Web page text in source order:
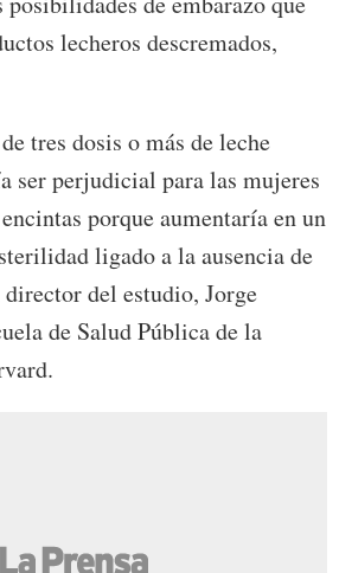
lecheros descremados,
tres dosis o más de leche
ser perjudicial para las mujeres
porque aumentaría en un
ligado a la ausencia de
del estudio, Jorge
de Salud Pública de la